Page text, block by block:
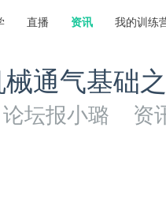
直播 资讯 我的训练
通气基础
坛报小璐
资